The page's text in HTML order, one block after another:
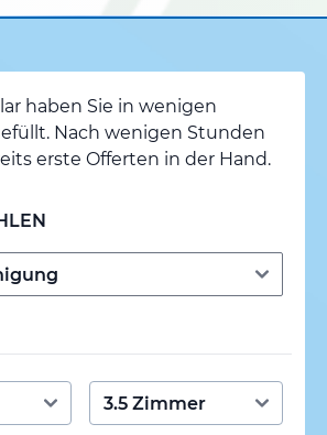
haben Sie in wenigen
Nach wenigen Stunden
erste Offerten in der Hand.